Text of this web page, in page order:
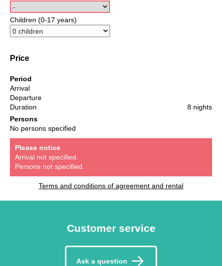
Children (0-17 years)
Price
Period
Arrival
Departure
Duration
8 nights
Persons
No persons specified
Please notice
Arrival not specified.
Persons not specified.
Terms and conditions of agreement and rental
Customer service
Ask a question